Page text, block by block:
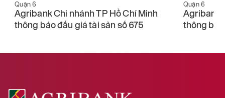
Quận 6
Agribank Chi nhánh TP Hồ Chí Minh
thông báo đấu giá tài sản số 675
Quận 6
Agribank
thông báo